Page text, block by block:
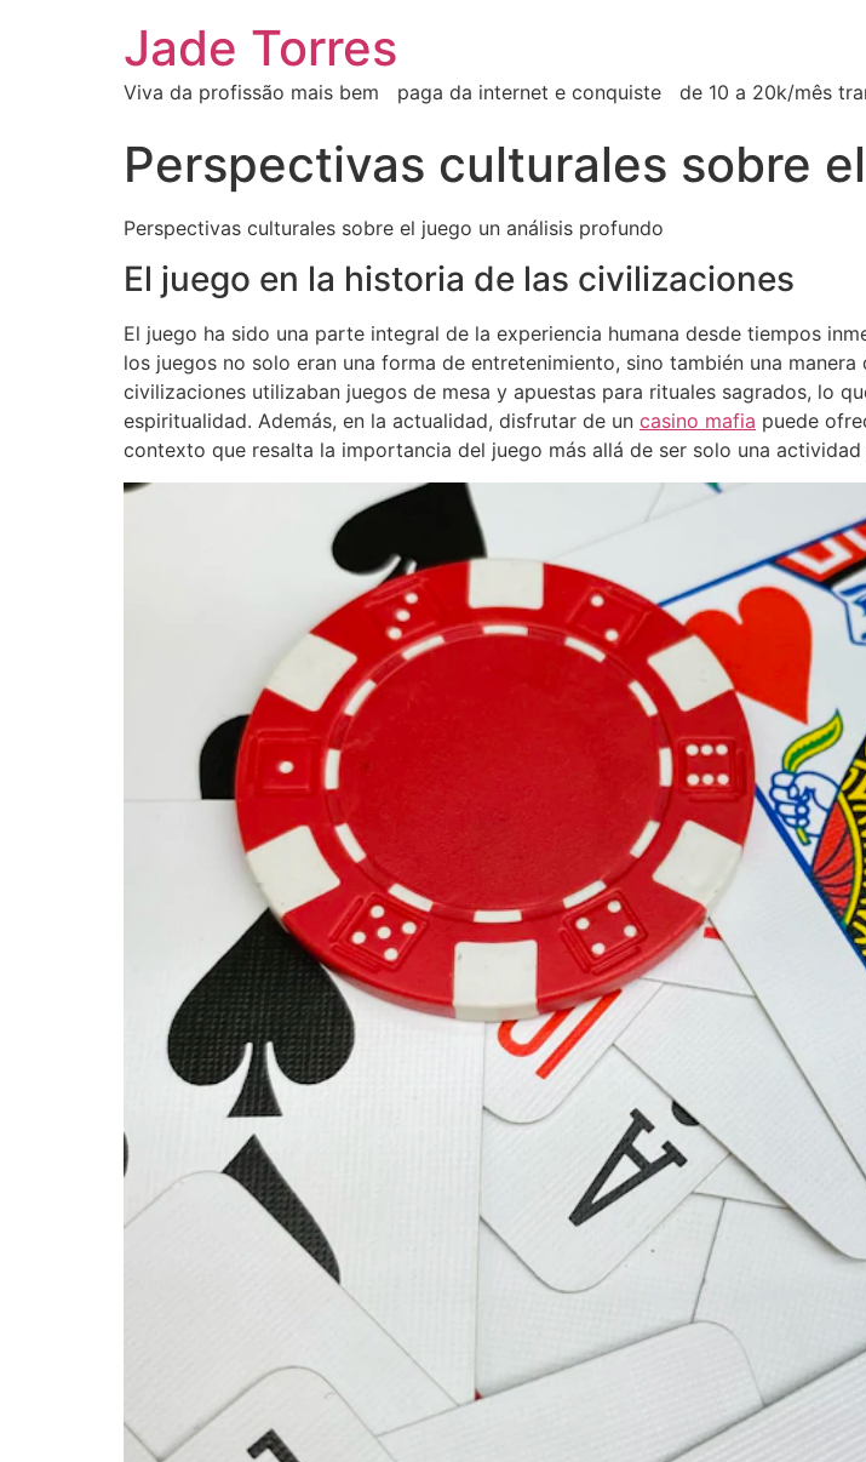
Jade Torres
Viva da profissão mais bem paga da internet e conquiste de 10 a 20k/mês
Perspectivas culturales sobre
Perspectivas culturales sobre el juego un análisis profundo
El juego en la historia de las civilizaciones
El juego ha sido una parte integral de la experiencia humana desde tiempos
los juegos no solo eran una forma de entretenimiento, sino también una
civilizaciones utilizaban juegos de mesa y apuestas para rituales sagrados, lo
espiritualidad. Además, en la actualidad, disfrutar de un casino mafia puede
contexto que resalta la importancia del juego más allá de ser solo una actividad